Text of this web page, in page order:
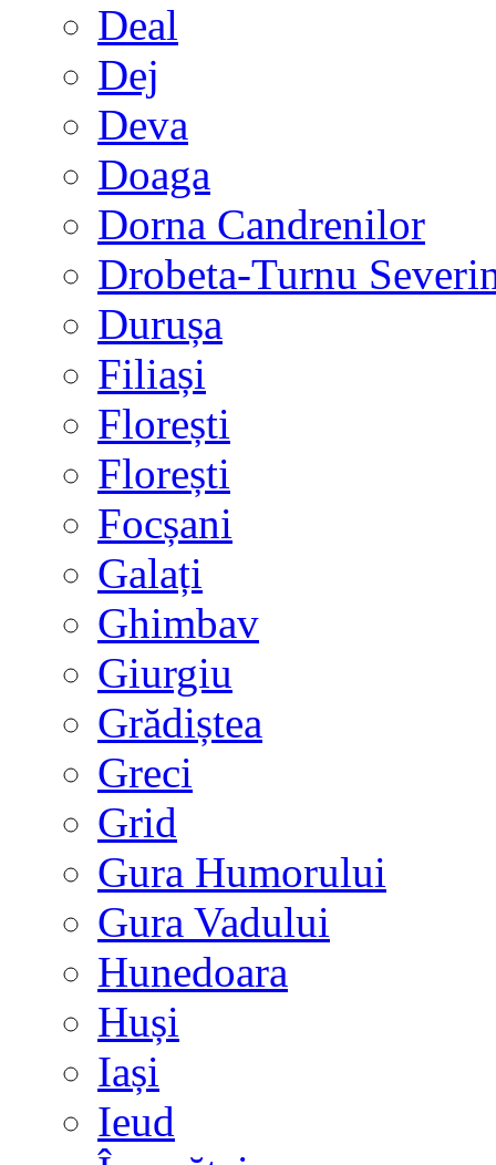
Deal
Dej
Deva
Doaga
Dorna Candrenilor
Drobeta-Turnu
Durușa
Filiași
Florești
Florești
Focșani
Galați
Ghimbav
Giurgiu
Grădiștea
Greci
Grid
Gura Humorului
Gura Vadului
Hunedoara
Huși
Iași
Ieud